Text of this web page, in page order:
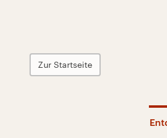
Zur Startseite